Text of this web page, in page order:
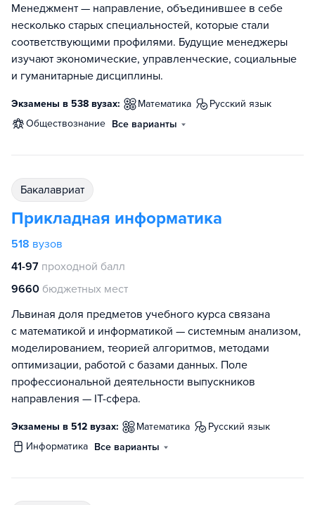
Менеджмент — направление, объединившее в себе
несколько старых специальностей, которые стали
соответствующими профилями. Будущие менеджеры
изучают экономические, управленческие, социальные
и гуманитарные дисциплины.
Экзамены в 538 вузах: математика
русский язык
обществознание Все варианты
бакалавриат
Прикладная информатика
518 вузов
41-97 проходной балл
9660 бюджетных мест
Львиная доля предметов учебного курса связана
с математикой и информатикой — системным анализом,
моделированием, теорией алгоритмов, методами
оптимизации, работой с базами данных. Поле
профессиональной деятельности выпускников
направления — IT-сфера.
Экзамены в 512 вузах: математика
русский язык
информатика Все варианты